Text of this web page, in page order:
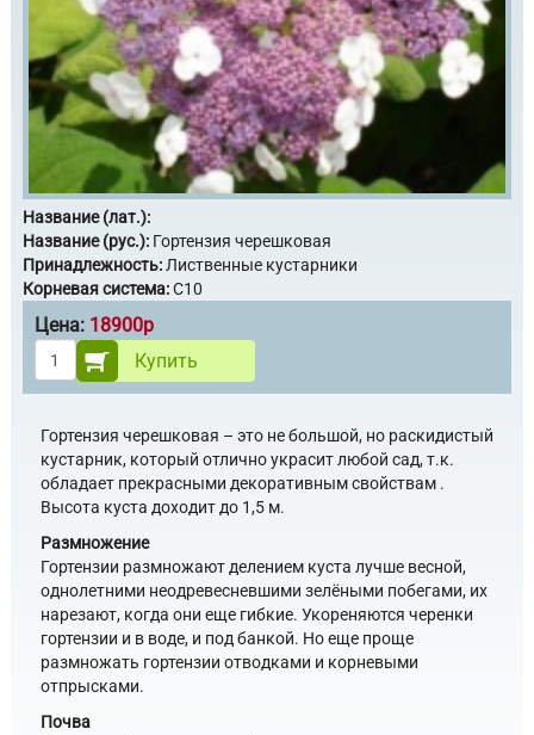
Название (лат.):
Название (рус.): Гортензия черешковая
Принадлежность:Лиственные кустарники
Корневая система:С10
Цена: 18900р
Купить
Гортензия черешковая – это не большой, но раскидистый
кустарник, который отлично украсит любой сад, т.к.
обладает прекрасными декоративным свойствам .
Высота куста доходит до 1,5 м.
Размножение
Гортензии размножают делением куста лучше весной,
однолетними неодревесневшими зелёными побегами, их
нарезают, когда они еще гибкие. Укореняются черенки
гортензии и в воде, и под банкой. Но еще проще
размножать гортензии отводками и корневыми
отпрысками.
Почва